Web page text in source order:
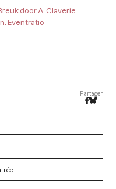
door A. Claverie
Eventratio
Partager